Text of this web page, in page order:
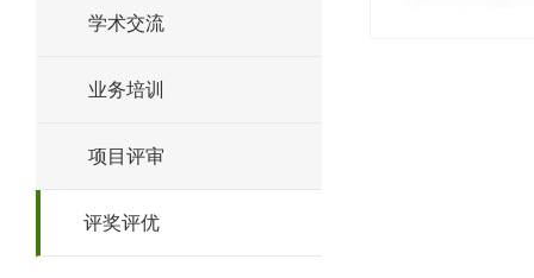
学术交流
业务培训
项目评审
评奖评优